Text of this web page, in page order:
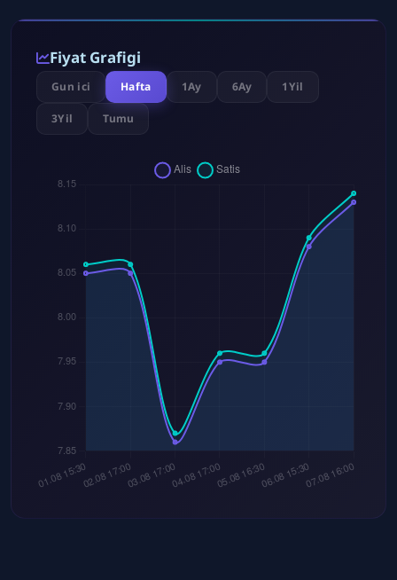
Fiyat Grafigi
Gun ici Hafta 1Ay 6Ay 1Yil
3Yil Tumu